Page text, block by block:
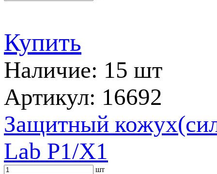
Купить
Наличие: 15 шт
Артикул: 16692
Защитный
Lab P1/X1
шт